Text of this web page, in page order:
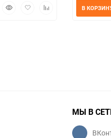
БыстрыйДобавитьДобавить
В
МЫ В